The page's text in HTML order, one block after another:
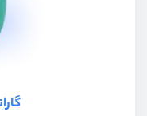
پیاده‌سازی چت
اتصال درگاه